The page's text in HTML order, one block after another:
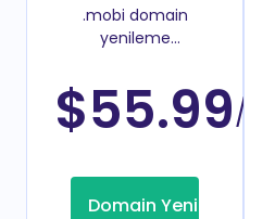
.mobi domain
yenileme
$55.99/Yıl
Domain Yenileme